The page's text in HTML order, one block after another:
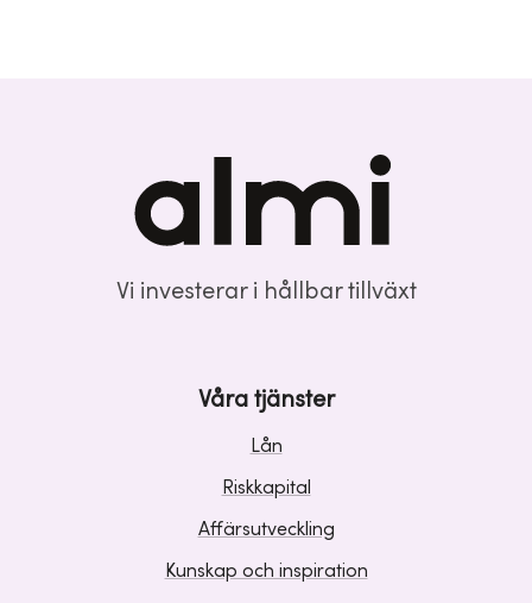
Vi investerar i hållbar tillväxt
Våra tjänster
Lån
Riskkapital
Affärsutveckling
Kunskap och inspiration